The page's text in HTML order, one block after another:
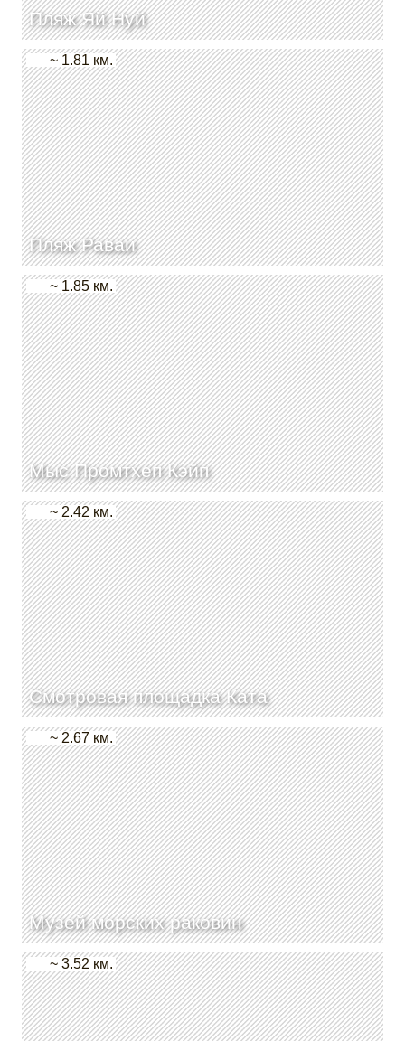
Пляж Яй Нуй
Пляж Раваи
~ 1.81 км.
Мыс Промтхеп Кэйп
~ 1.85 км.
Смотровая площадка Ката
~ 2.42 км.
Музей морских раковин
~ 2.67 км.
~ 3.52 км.